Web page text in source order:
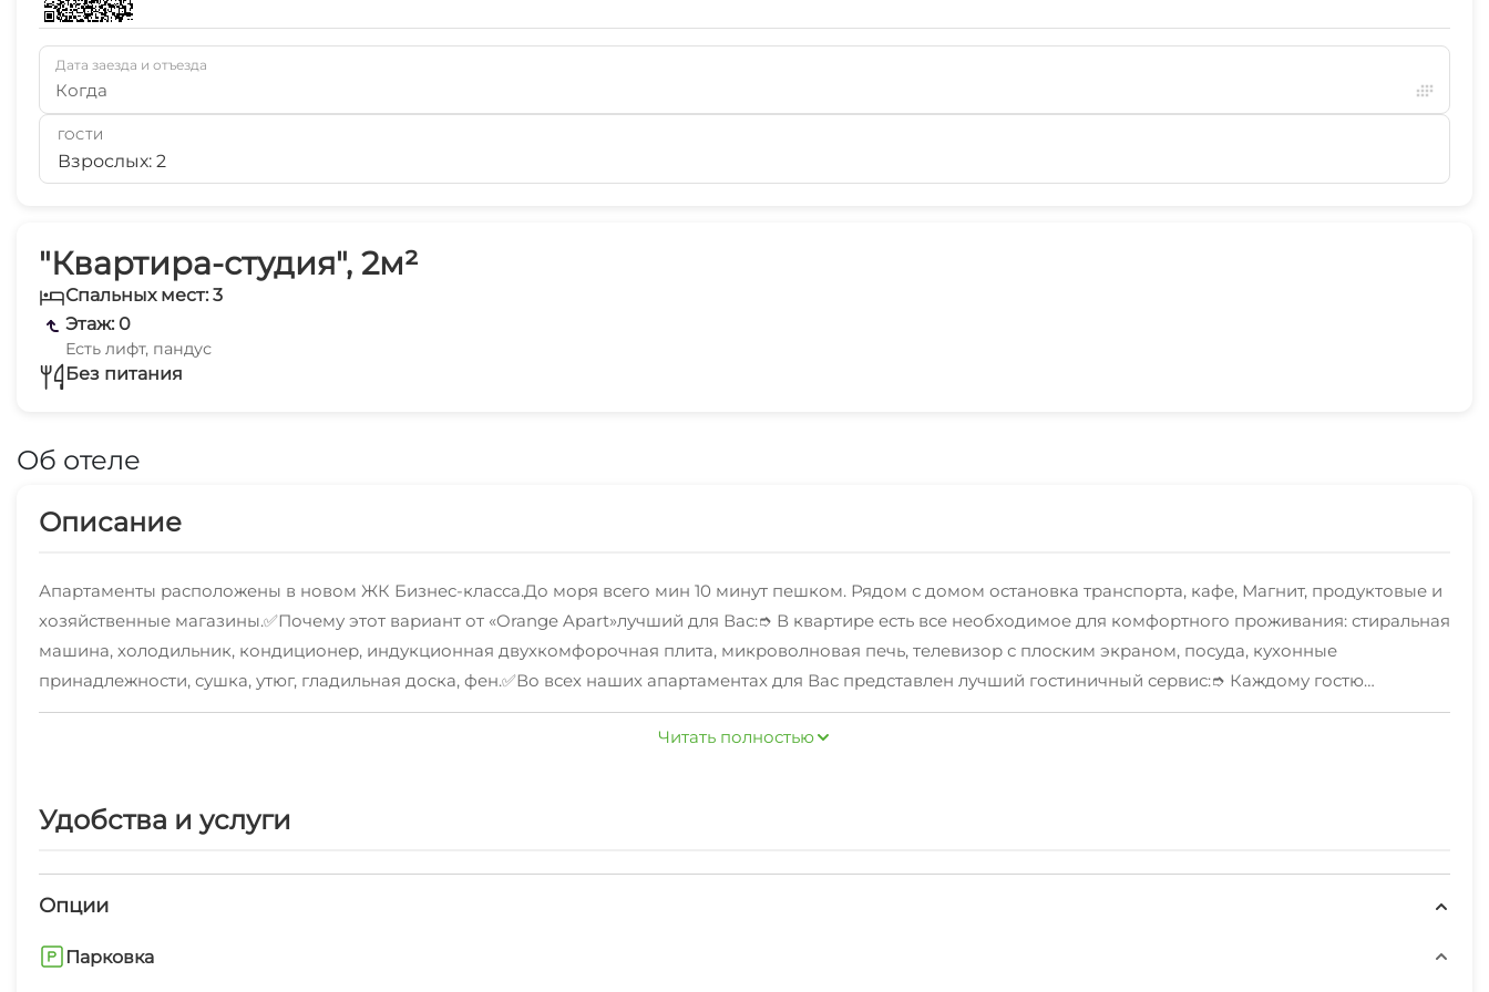
"Квартира-студия", 2м²
Спальных мест: 3
Этаж: 0
Есть лифт, пандус
Без питания
Об отеле
Описание
Апартаменты расположены в новом ЖК Бизнес-класса.До моря всего мин 10 минут пешком. Рядом с домом остановка транспорта, кафе, Магнит, продуктовые и
хозяйственные магазины.✅Почему этот вариант от «Orange Apart»лучший для Вас:➮ В квартире есть все необходимое для комфортного проживания: стиральная
машина, холодильник, кондиционер, индукционная двухкомфорочная плита, микроволновая печь, телевизор с плоским экраном, посуда, кухонные
принадлежности, сушка, утюг, гладильная доска, фен.✅Во всех наших апартаментах для Вас представлен лучший гостиничный сервис:➮ Каждому гостю
предоставляется чистое постельное белье и комплект полотенец;➮ Косметические средства для личной гигиены и принятия душа;➮ В апартаментах бесплатный
WiFi, который поможет всегда оставаться на связи с близкими.✅Условия проживания:➮⏰Заезд с 14:00. Выезд до 11:00. Ранний заезд и поздний выезд
номера в апартаментах:➮ При бронировании до 4 суток плата за уборку 900 рублей.
Читать полностью
Удобства и услуги
Опции
Парковка
Дата заезда и отъезда
Когда
ГОСТИ
Взрослых: 2